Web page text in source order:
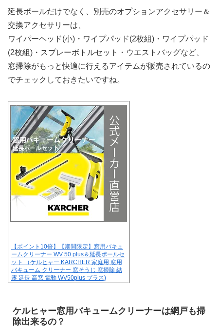
延長ポールだけでなく、別売のオプションアクセサリー＆
交換アクセサリーは、
ワイパーヘッド(小)・ワイプパッド(2枚組)・ワイプパッド
(2枚組)・スプレーボトルセット・ウエストバッグなど、
窓掃除がもっと快適に行えるアイテムが販売されているの
でチェックしておきたいですね。
【ポイント10倍】【期間限定】窓用バキュ
ームクリーナー WV 50 plus＆延長ポールセ
ット （ケルヒャー KARCHER 家庭用 窓用
バキューム クリーナー 窓そうじ 窓掃除 結
露 延長 高窓 電動 WV50plus プラス)
ケルヒャー窓用バキュームクリーナーは網戸も掃
除出来るの？